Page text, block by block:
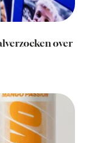
over